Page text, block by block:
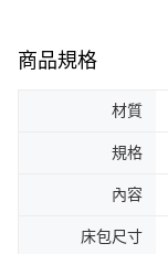
商品規格
材質
規格
內容
床包尺寸